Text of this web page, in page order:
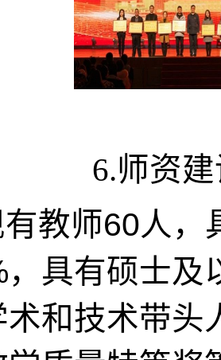
6.师资
教师60人，
，具有硕士及
术和技术带头